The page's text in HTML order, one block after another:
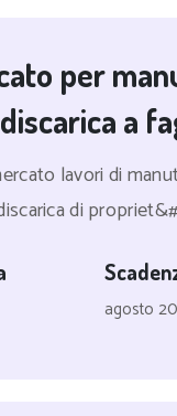
per
a
lavori di
di
agosto